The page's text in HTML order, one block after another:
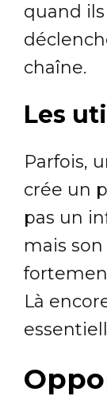
quand
chaîne.
Les
Parfois,
crée un
pas un
mais
Là